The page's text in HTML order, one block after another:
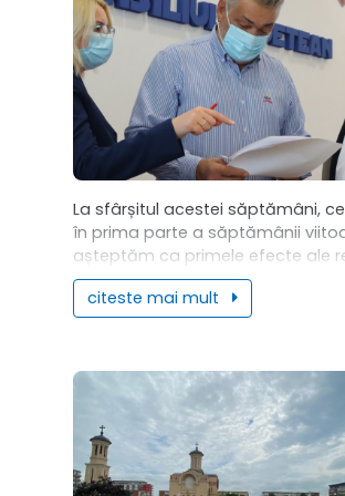
La sfârșitul acestei săptămâni,
în prima parte a săptămânii
așteptăm ca primele efecte ale
de după situația de urgență să fie
vizibile, a precizat președintele...
citeste mai mult